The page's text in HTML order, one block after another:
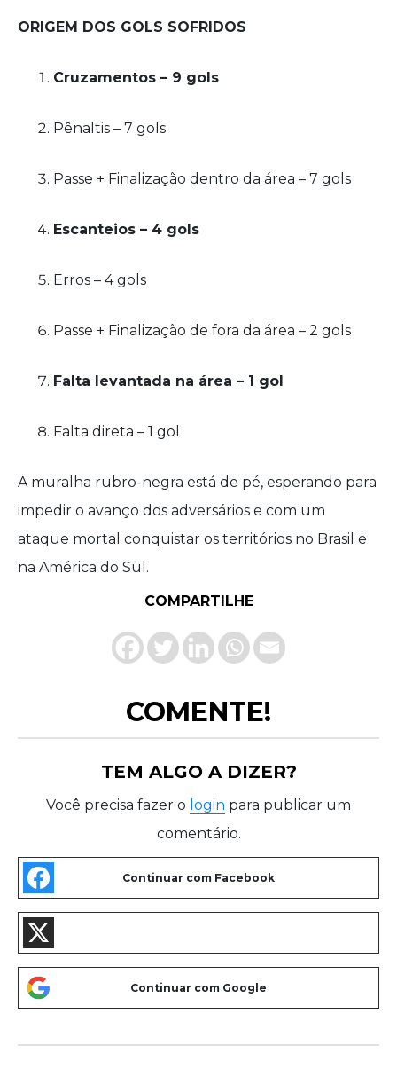
ORIGEM DOS GOLS SOFRIDOS
Cruzamentos – 9 gols
Pênaltis – 7 gols
Passe + Finalização dentro da área – 7 gols
Escanteios – 4 gols
Erros – 4 gols
Passe + Finalização de fora da área – 2 gols
Falta levantada na área – 1 gol
Falta direta – 1 gol
A muralha rubro-negra está de pé, esperando para
impedir o avanço dos adversários e com um
ataque mortal conquistar os territórios no Brasil e
na América do Sul.
COMPARTILHE
COMENTE!
TEM ALGO A DIZER?
Você precisa fazer o login para publicar um
comentário.